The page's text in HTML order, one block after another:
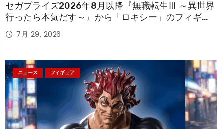
セガプライズ2026年8月以降『無職転生Ⅲ ～異世界
行ったら本気だす～』から「ロキシー」のフィギュ
アが登場！
7月 29, 2026
ニュース フィギュア